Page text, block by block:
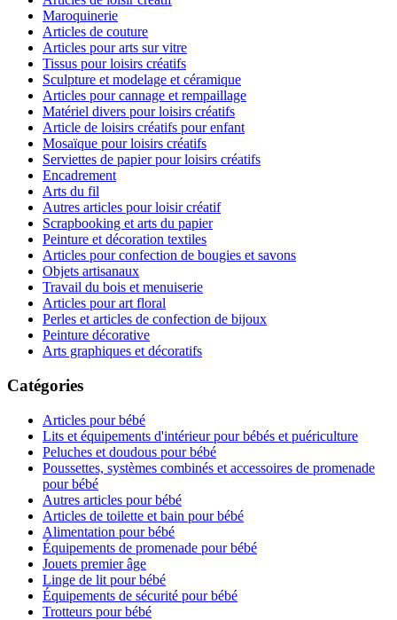
Maroquinerie
Articles de couture
Articles pour arts sur vitre
Tissus pour loisirs créatifs
Sculpture et modelage et céramique
Articles pour cannage et rempaillage
Matériel divers pour loisirs créatifs
Article de loisirs créatifs pour enfant
Mosaïque pour loisirs créatifs
Serviettes de papier pour loisirs créatifs
Encadrement
Arts du fil
Autres articles pour loisir créatif
Scrapbooking et arts du papier
Peinture et décoration textiles
Articles pour confection de bougies et savons
Objets artisanaux
Travail du bois et menuiserie
Articles pour art floral
Perles et articles de confection de bijoux
Peinture décorative
Arts graphiques et décoratifs
Catégories
Articles pour bébé
Lits et équipements d'intérieur pour bébés et puériculture
Peluches et doudous pour bébé
Poussettes, systèmes combinés et accessoires de promenade
pour bébé
Autres articles pour bébé
Articles de toilette et bain pour bébé
Alimentation pour bébé
Équipements de promenade pour bébé
Jouets premier âge
Linge de lit pour bébé
Équipements de sécurité pour bébé
Trotteurs pour bébé